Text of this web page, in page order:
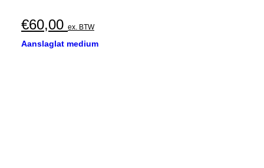
€60,00 ex. BTW
Aanslaglat medium